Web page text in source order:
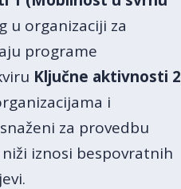
u organizaciji za
programe
Ključne aktivnosti 2
i
za provedbu
iznosi bespovratnih